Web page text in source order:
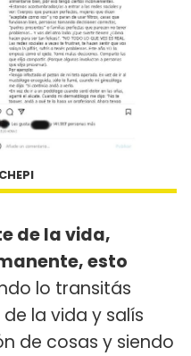
de la vida,
esto
lo transitás
la vida y salís
de cosas y siendo